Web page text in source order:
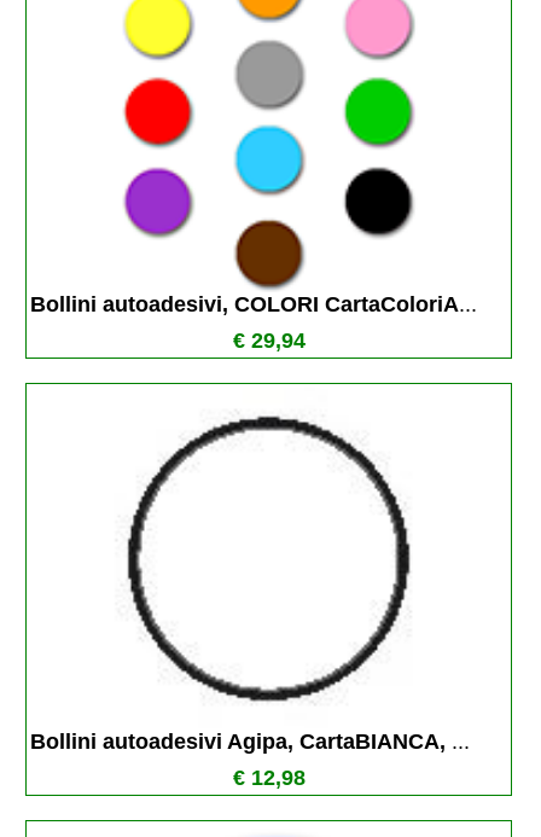
Bollini autoadesivi, COLORI CartaColoriA...
€ 29,94
Bollini autoadesivi Agipa, CartaBIANCA, ...
€ 12,98